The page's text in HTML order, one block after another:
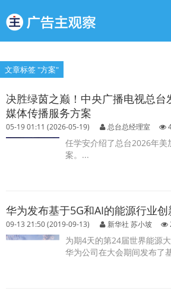
文章标签 "方案"
决胜绿茵之巅！中央广播电视总台
媒体传播服务方案
05-19 01:11 (2026-05-19) 总台总经理室
任学安介绍了总台2026年美
案。...
华为发布基于5G和AI的能源行业
09-13 21:50 (2019-09-13) 新华社 苏小坡
为期4天的第24届世界能源
华为公司在大会期间发布了